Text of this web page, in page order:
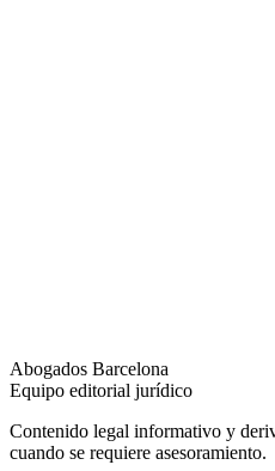
Abogados Barcelona
Equipo editorial jurídico
Contenido legal informativo y
cuando se requiere asesoramiento.